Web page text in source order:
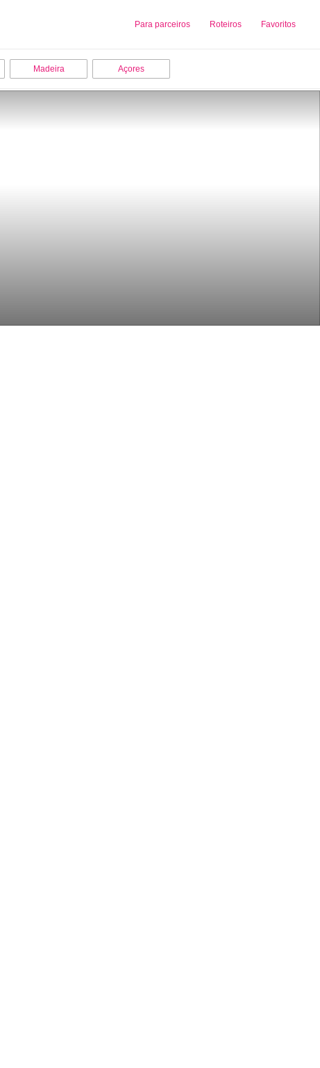
Para parceiros Roteiros Favoritos
Sobre nós Adicionar uma Empresa
Madeira Açores